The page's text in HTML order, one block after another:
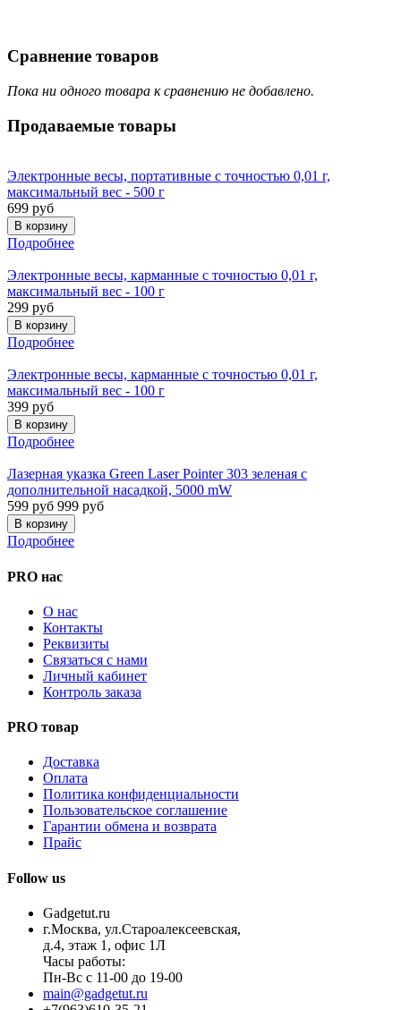
Сравнение товаров
Пока ни одного товара к сравнению не добавлено.
Продаваемые товары
Электронные весы, портативные с точностью 0,01 г,
максимальный вес - 500 г
699 руб
Подробнее
Электронные весы, карманные с точностью 0,01 г,
максимальный вес - 100 г
299 руб
Подробнее
Электронные весы, карманные с точностью 0,01 г,
максимальный вес - 100 г
399 руб
Подробнее
Лазерная указка Green Laser Pointer 303 зеленая с
дополнительной насадкой, 5000 mW
599 руб 999 руб
Подробнее
PRO нас
О нас
Контакты
Реквизиты
Связаться с нами
Личный кабинет
Контроль заказа
PRO товар
Доставка
Оплата
Политика конфиденциальности
Пользовательское соглашение
Гарантии обмена и возврата
Прайс
Follow us
Gadgetut.ru
г.Москва, ул.Староалексеевская,
д.4, этаж 1, офис 1Л
Часы работы:
Пн-Вс с 11-00 до 19-00
main@gadgetut.ru